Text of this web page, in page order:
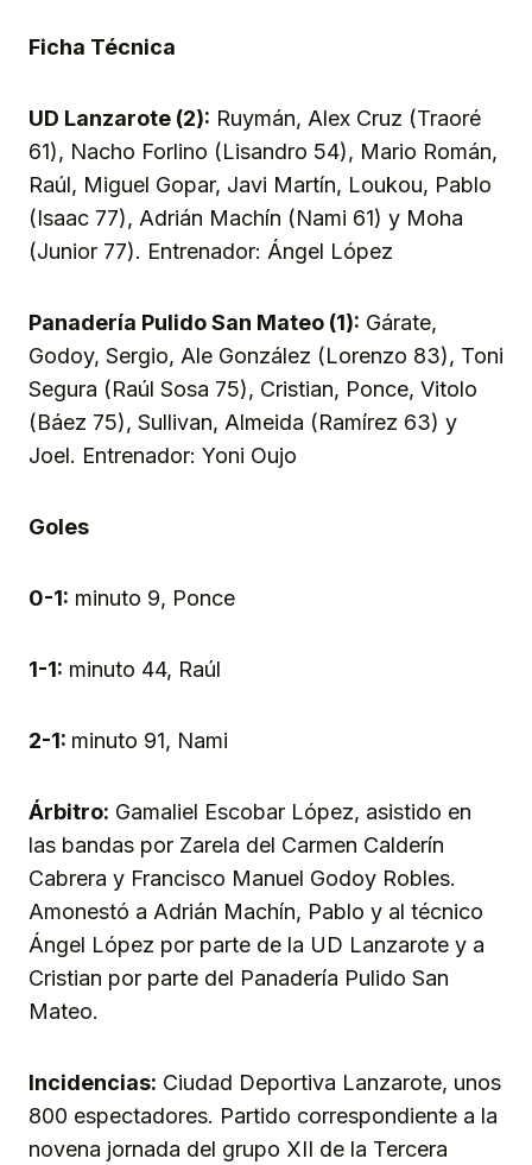
Ficha Técnica
UD Lanzarote (2): Ruymán, Alex Cruz (Traoré
61), Nacho Forlino (Lisandro 54), Mario Román,
Raúl, Miguel Gopar, Javi Martín, Loukou, Pablo
(Isaac 77), Adrián Machín (Nami 61) y Moha
(Junior 77). Entrenador: Ángel López
Panadería Pulido San Mateo (1): Gárate,
Godoy, Sergio, Ale González (Lorenzo 83), Toni
Segura (Raúl Sosa 75), Cristian, Ponce, Vitolo
(Báez 75), Sullivan, Almeida (Ramírez 63) y
Joel. Entrenador: Yoni Oujo
Goles
0-1: minuto 9, Ponce
1-1: minuto 44, Raúl
2-1: minuto 91, Nami
Árbitro: Gamaliel Escobar López, asistido en
las bandas por Zarela del Carmen Calderín
Cabrera y Francisco Manuel Godoy Robles.
Amonestó a Adrián Machín, Pablo y al técnico
Ángel López por parte de la UD Lanzarote y a
Cristian por parte del Panadería Pulido San
Mateo.
Incidencias: Ciudad Deportiva Lanzarote, unos
800 espectadores. Partido correspondiente a la
novena jornada del grupo XII de la Tercera